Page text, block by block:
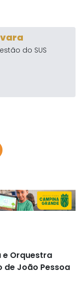
do SUS
e Orquestra
de João Pessoa